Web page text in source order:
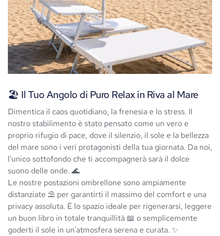
🏖️ Il Tuo Angolo di Puro Relax in Riva al Mare
Dimentica il caos quotidiano, la frenesia e lo stress. Il
nostro stabilimento è stato pensato come un vero e
proprio rifugio di pace, dove il silenzio, il sole e la bellezza
del mare sono i veri protagonisti della tua giornata. Da noi,
l'unico sottofondo che ti accompagnerà sarà il dolce
suono delle onde. 🌊
Le nostre postazioni ombrellone sono ampiamente
distanziate ⛱️ per garantirti il massimo del comfort e una
privacy assoluta. È lo spazio ideale per rigenerarsi, leggere
un buon libro in totale tranquillità 📖 o semplicemente
goderti il sole in un'atmosfera serena e curata. ✨